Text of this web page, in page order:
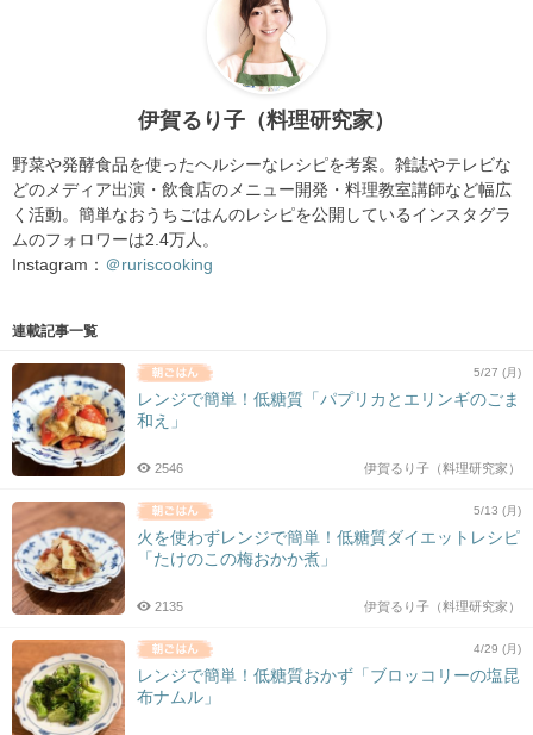
伊賀るり子（料理研究家）
野菜や発酵食品を使ったヘルシーなレシピを考案。雑誌やテレビな
どのメディア出演・飲食店のメニュー開発・料理教室講師など幅広
く活動。簡単なおうちごはんのレシピを公開しているインスタグラ
ムのフォロワーは2.4万人。
Instagram： ＠ruriscooking
連載記事一覧
5/27 (月)
レンジで簡単！低糖質「パプリカとエリンギのごま
和え」
伊賀るり子（料理研究家）
2546
5/13 (月)
火を使わずレンジで簡単！低糖質ダイエットレシピ
「たけのこの梅おかか煮」
伊賀るり子（料理研究家）
2135
4/29 (月)
レンジで簡単！低糖質おかず「ブロッコリーの塩昆
布ナムル」